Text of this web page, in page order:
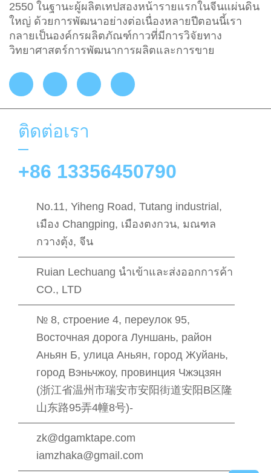
2550 ในฐานะผู้ผลิตเทปสองหน้ารายแรกในจีนแผ่นดิน
ใหญ่ ด้วยการพัฒนาอย่างต่อเนื่องหลายปีตอนนี้เรา
กลายเป็นองค์กรผลิตภัณฑ์กาวที่มีการวิจัยทาง
วิทยาศาสตร์การพัฒนาการผลิตและการขาย
ติดต่อเรา
+86 13356450790
No.11, Yiheng Road, Tutang industrial,
เมือง Changping, เมืองตงกวน, มณฑล
กวางตุ้ง, จีน
Ruian Lechuang นําเข้าและส่งออกการค้า
CO., LTD
№ 8, строение 4, переулок 95,
Восточная дорога Луншань, район
Аньян Б, улица Аньян, город Жуйань,
город Вэньчжоу, провинция Чжэцзян
(浙江省温州市瑞安市安阳街道安阳B区隆
山东路95弄4幢8号)-
zk@dgamktape.com
iamzhaka@gmail.com